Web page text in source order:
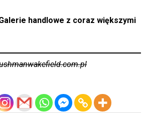
handlowe z coraz większymi